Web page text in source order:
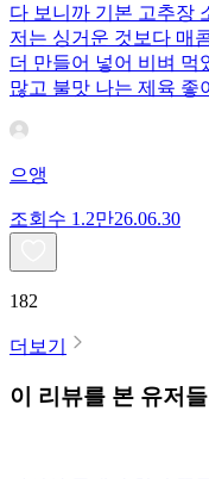
다 보니까 기본 고추장
저는 싱거운 것보다 매
더 만들어 넣어 비벼 먹
많고 불맛 나는 제육 좋
으앵
조회수 1.2만26.06.30
182
더보기
이 리뷰를 본 유저